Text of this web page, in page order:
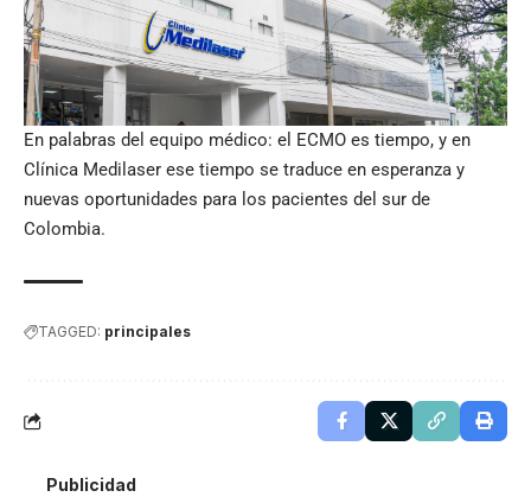
En palabras del equipo médico: el ECMO es tiempo, y en
Clínica Medilaser ese tiempo se traduce en esperanza y
nuevas oportunidades para los pacientes del sur de
Colombia.
TAGGED: principales
Publicidad